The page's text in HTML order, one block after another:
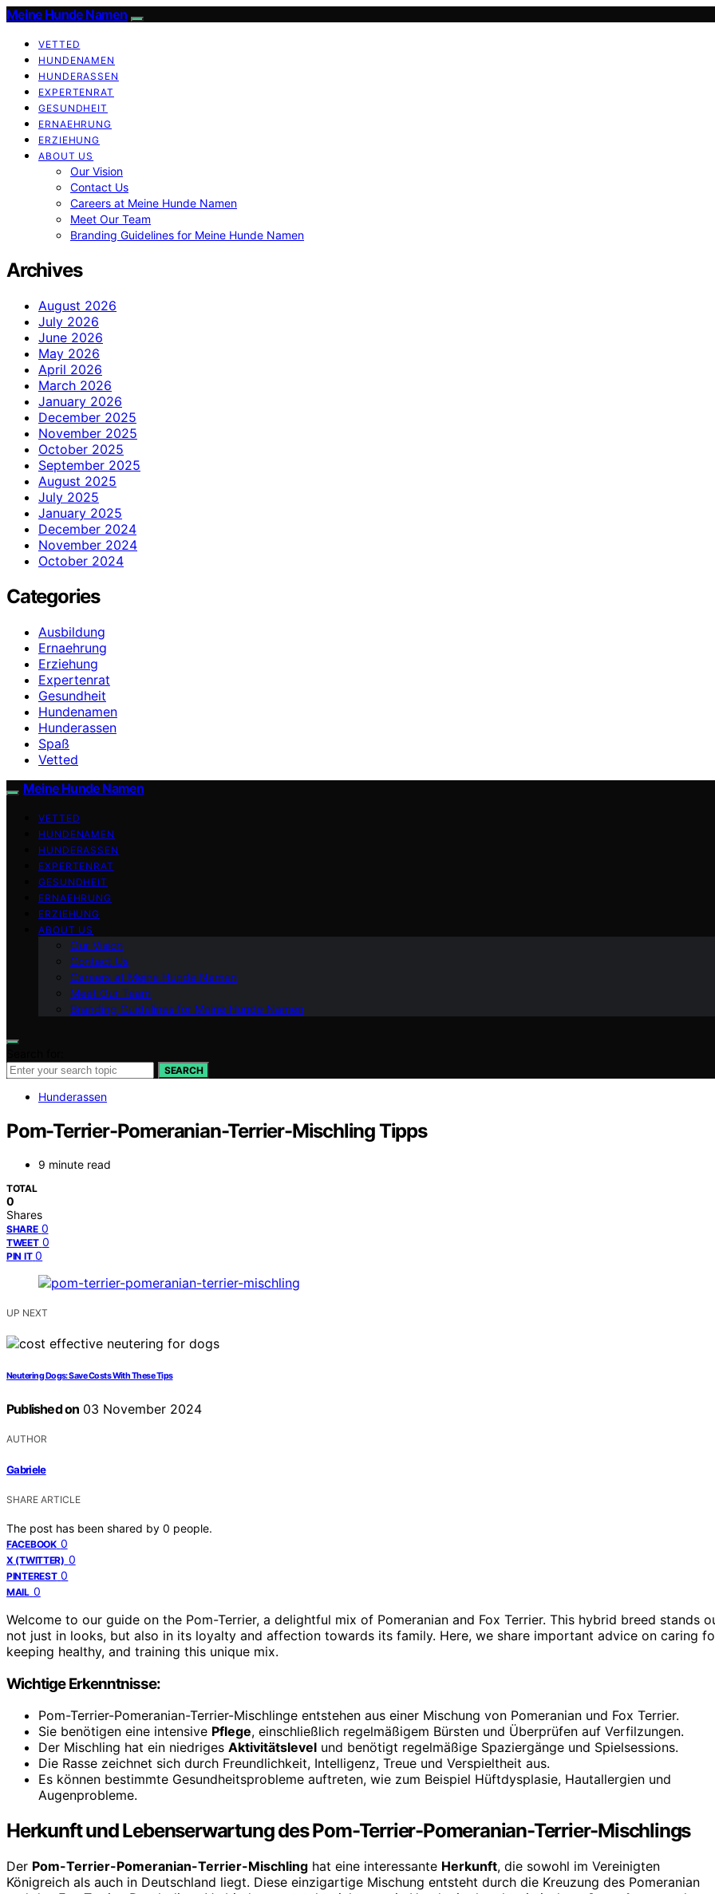
Meine Hunde Namen
VETTED
HUNDENAMEN
HUNDERASSEN
EXPERTENRAT
GESUNDHEIT
ERNAEHRUNG
ERZIEHUNG
ABOUT US
Our Vision
Contact Us
Careers at Meine Hunde Namen
Meet Our Team
Branding Guidelines for Meine Hunde Namen
Archives
August 2026
July 2026
June 2026
May 2026
April 2026
March 2026
January 2026
December 2025
November 2025
October 2025
September 2025
August 2025
July 2025
January 2025
December 2024
November 2024
October 2024
Categories
Ausbildung
Ernaehrung
Erziehung
Expertenrat
Gesundheit
Hundenamen
Hunderassen
Spaß
Vetted
Meine Hunde Namen
VETTED
HUNDENAMEN
HUNDERASSEN
EXPERTENRAT
GESUNDHEIT
ERNAEHRUNG
ERZIEHUNG
ABOUT US
Our Vision
Contact Us
Careers at Meine Hunde Namen
Meet Our Team
Branding Guidelines for Meine Hunde Namen
SEARCH
Hunderassen
Pom-Terrier-Pomeranian-Terrier-Mischling Tipps
9 minute read
TOTAL
0
Shares
SHARE 0
TWEET 0
PIN IT 0
UP NEXT
Neutering Dogs: Save Costs With These Tips
Published on 03 November 2024
AUTHOR
Gabriele
SHARE ARTICLE
The post has been shared by 0 people.
FACEBOOK 0
X (TWITTER) 0
PINTEREST 0
MAIL 0
Welcome to our guide on the Pom-Terrier, a delightful mix of Pomeranian and Fox Terrier. This hybrid breed stands
not just in looks, but also in its loyalty and affection towards its family. Here, we share important advice on caring
keeping healthy, and training this unique mix.
Wichtige Erkenntnisse:
Pom-Terrier-Pomeranian-Terrier-Mischlinge entstehen aus einer Mischung von Pomeranian und Fox Terrier.
Sie benötigen eine intensive Pflege, einschließlich regelmäßigem Bürsten und Überprüfen auf Verfilzungen.
Der Mischling hat ein niedriges Aktivitätslevel und benötigt regelmäßige Spaziergänge und Spielsessions.
Die Rasse zeichnet sich durch Freundlichkeit, Intelligenz, Treue und Verspieltheit aus.
Es können bestimmte Gesundheitsprobleme auftreten, wie zum Beispiel Hüftdysplasie, Hautallergien und
Augenprobleme.
Herkunft und Lebenserwartung des Pom-Terrier-Pomeranian-Terrier-Mischlings
Der Pom-Terrier-Pomeranian-Terrier-Mischling hat eine interessante Herkunft, die sowohl im Vereinigten
Königreich als auch in Deutschland liegt. Diese einzigartige Mischung entsteht durch die Kreuzung des Pomeranian